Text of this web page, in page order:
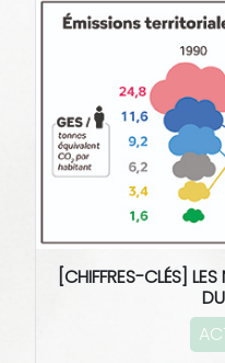
[CHIFFRES-CLÉS]